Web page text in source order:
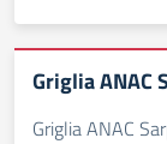
Griglia ANAC
Griglia ANAC